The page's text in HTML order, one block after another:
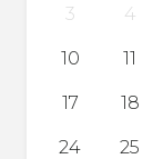
3
4
10
11
17
18
24
25